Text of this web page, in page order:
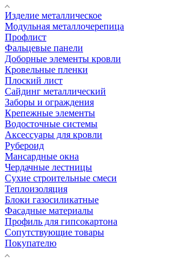
Изделие металлическое
Модульная металлочерепица
Профлист
Фальцевые панели
Доборные элементы кровли
Кровельные пленки
Плоский лист
Сайдинг металлический
Заборы и ограждения
Крепежные элементы
Водосточные системы
Аксессуары для кровли
Рубероид
Мансардные окна
Чердачные лестницы
Сухие строительные смеси
Теплоизоляция
Блоки газосиликатные
Фасадные материалы
Профиль для гипсокартона
Сопутствующие товары
Покупателю